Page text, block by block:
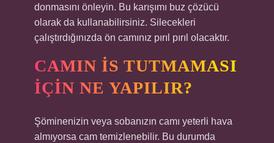
donmasını önleyin. Bu karışımı buz çözücü
olarak da kullanabilirsiniz. Silecekleri
çalıştırdığınızda ön camınız pırıl pırıl olacaktır.
CAMIN IS TUTMAMASI
IÇIN NE YAPILIR?
Şöminenizin veya sobanızın camı yeterli hava
almıyorsa cam temizlenebilir. Bu durumda